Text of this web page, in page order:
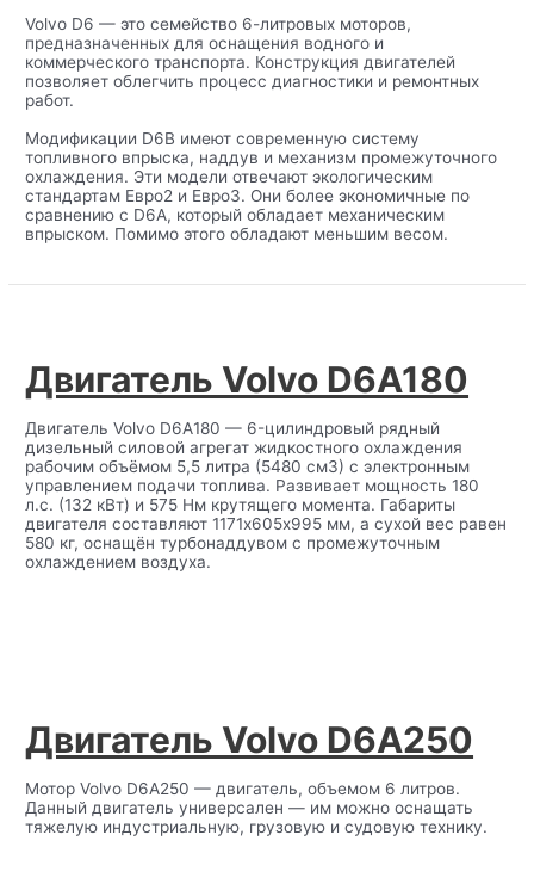
Volvo D6 — это семейство 6-литровых моторов,
предназначенных для оснащения водного и
коммерческого транспорта. Конструкция двигателей
позволяет облегчить процесс диагностики и ремонтных
работ.
Модификации D6B имеют современную систему
топливного впрыска, наддув и механизм промежуточного
охлаждения. Эти модели отвечают экологическим
стандартам Евро2 и Евро3. Они более экономичные по
сравнению с D6A, который обладает механическим
впрыском. Помимо этого обладают меньшим весом.
Двигатель Volvo D6A180
Двигатель Volvo D6A180 — 6-цилиндровый рядный
дизельный силовой агрегат жидкостного охлаждения
рабочим объёмом 5,5 литра (5480 см3) с электронным
управлением подачи топлива. Развивает мощность 180
л.с. (132 кВт) и 575 Нм крутящего момента. Габариты
двигателя составляют 1171х605х995 мм, а сухой вес равен
580 кг, оснащён турбонаддувом с промежуточным
охлаждением воздуха.
Двигатель Volvo D6A250
Мотор Volvo D6A250 — двигатель, объемом 6 литров.
Данный двигатель универсален — им можно оснащать
тяжелую индустриальную, грузовую и судовую технику.